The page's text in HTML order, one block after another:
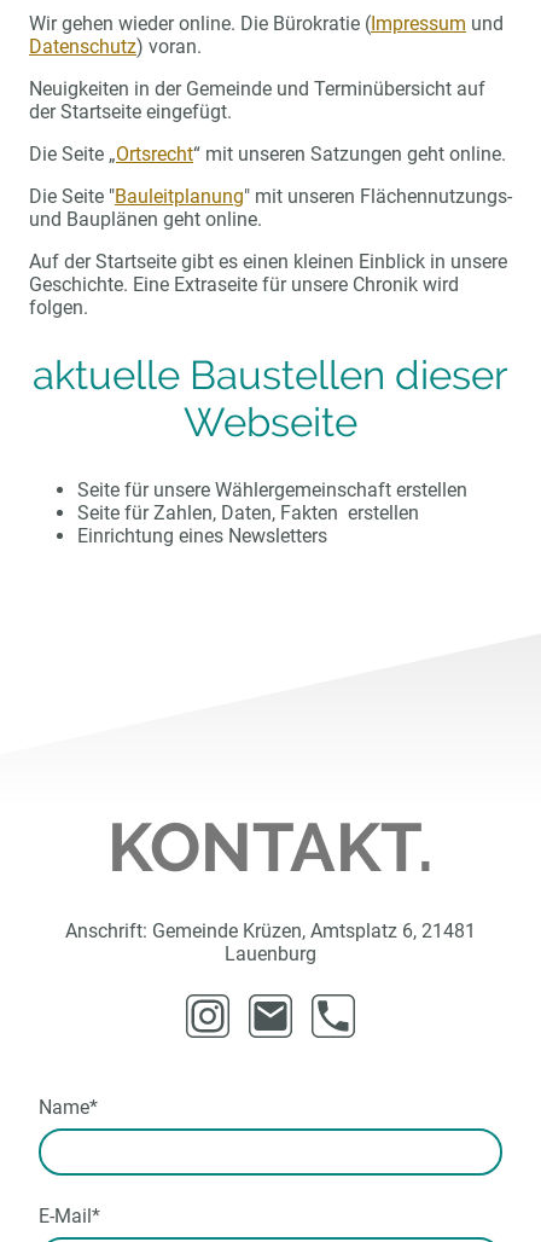
Wir gehen wieder online. Die Bürokratie (Impressum und
Datenschutz) voran.
Neuigkeiten in der Gemeinde und Terminübersicht auf
der Startseite eingefügt.
Die Seite „Ortsrecht“ mit unseren Satzungen geht online.
Die Seite "Bauleitplanung" mit unseren Flächennutzungs-
und Bauplänen geht online.
Auf der Startseite gibt es einen kleinen Einblick in unsere
Geschichte. Eine Extraseite für unsere Chronik wird
folgen.
aktuelle Baustellen dieser
Webseite
Seite für unsere Wählergemeinschaft erstellen
Seite für Zahlen, Daten, Fakten erstellen
Einrichtung eines Newsletters
KONTAKT.
Anschrift: Gemeinde Krüzen, Amtsplatz 6, 21481
Lauenburg
Name*
E-Mail*